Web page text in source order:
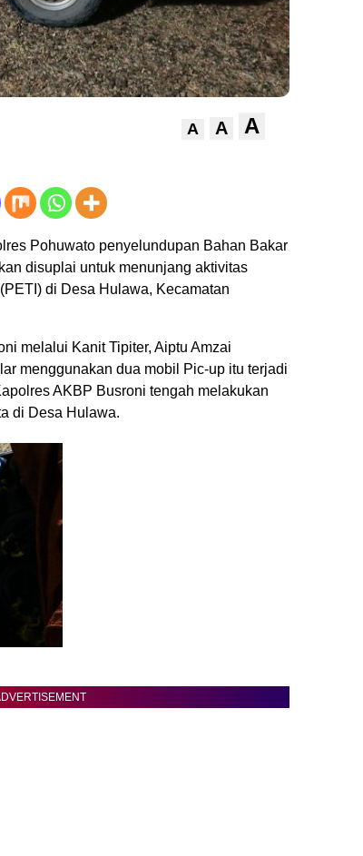
A A A
Pohuwato penyelundupan Bahan Bakar
disuplai untuk menunjang aktivitas
di Desa Hulawa, Kecamatan
melalui Kanit Tipiter, Aiptu Amzai
menggunakan dua mobil Pic-up itu terjadi
AKBP Busroni tengah melakukan
di Desa Hulawa.